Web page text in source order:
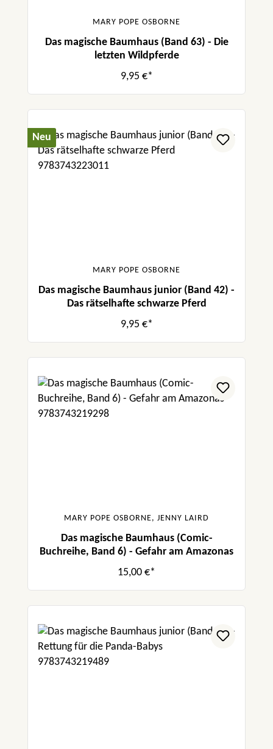
MARY POPE OSBORNE
Das magische Baumhaus (Band 63) - Die
letzten Wildpferde
9,95 €*
Neu
MARY POPE OSBORNE
Das magische Baumhaus junior (Band 42) -
Das rätselhafte schwarze Pferd
9,95 €*
MARY POPE OSBORNE, JENNY LAIRD
Das magische Baumhaus (Comic-
Buchreihe, Band 6) - Gefahr am Amazonas
15,00 €*